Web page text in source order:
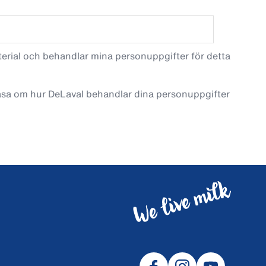
och behandlar mina personuppgifter för detta
om hur DeLaval behandlar dina personuppgifter